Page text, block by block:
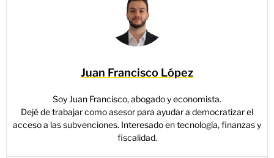
Juan Francisco López
Soy Juan Francisco, abogado y economista.
Dejé de trabajar como asesor para ayudar a democratizar el
acceso a las subvenciones. Interesado en tecnología, finanzas y
fiscalidad.